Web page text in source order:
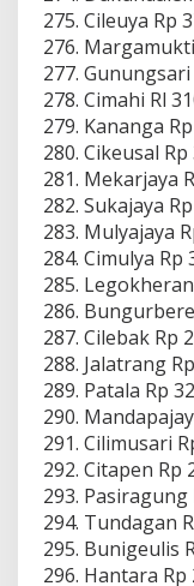
Cileuya Rp
Gunungsari
Cimahi Rl
Kananga
Cikeusal Rp
Mekarjaya
Sukajaya
Mulyajaya
Cimulya Rp
Cilebak Rp
Jalatrang
Patala Rp
Cilimusari
Citapen Rp
Pasiragung
Tundagan
Bunigeulis
Hantara Rp